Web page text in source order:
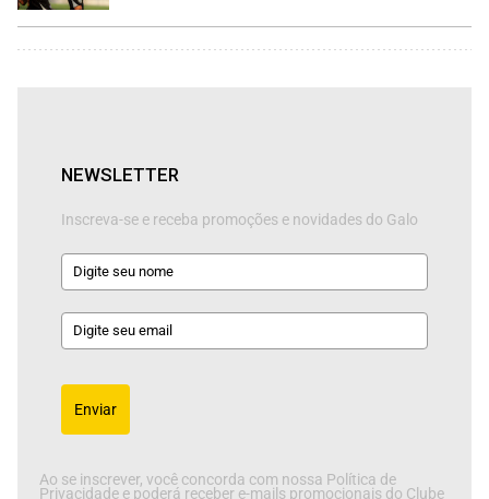
NEWSLETTER
Inscreva-se e receba promoções e novidades do Galo
Enviar
Ao se inscrever, você concorda com nossa Política de
Privacidade e poderá receber e-mails promocionais do Clube